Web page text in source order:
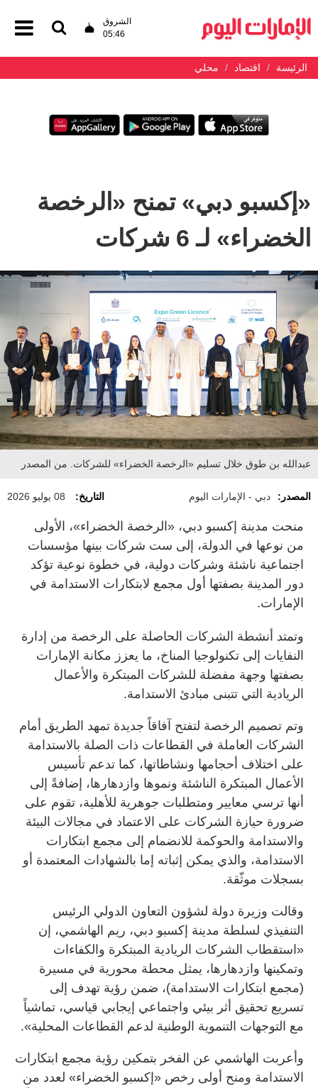
الشروق
05:46
الرئيسة اقتصاد محلي
«إكسبو دبي» تمنح «الرخصة
الخضراء» لـ 6 شركات
عبدالله بن طوق خلال تسليم «الرخصة الخضراء» للشركات. من المصدر
المصدر: دبي - الإمارات اليوم التاريخ: 08 يوليو 2026
منحت مدينة إكسبو دبي، «الرخصة الخضراء»، الأولى
من نوعها في الدولة، إلى ست شركات بينها مؤسسات
اجتماعية ناشئة وشركات دولية، في خطوة نوعية تؤكد
دور المدينة بصفتها أول مجمع لابتكارات الاستدامة في
الإمارات.
وتمتد أنشطة الشركات الحاصلة على الرخصة من إدارة
النفايات إلى تكنولوجيا المناخ، ما يعزز مكانة الإمارات
بصفتها وجهة مفضلة للشركات المبتكرة والأعمال
الريادية التي تتبنى مبادئ الاستدامة.
وتم تصميم الرخصة لتفتح آفاقاً جديدة تمهد الطريق أمام
الشركات العاملة في القطاعات ذات الصلة بالاستدامة
على اختلاف أحجامها ونشاطاتها، كما تدعم تأسيس
الأعمال المبتكرة الناشئة ونموها وازدهارها، إضافةً إلى
أنها ترسي معايير ومتطلبات جوهرية للأهلية، تقوم على
ضرورة حيازة الشركات على الاعتماد في مجالات البيئة
والاستدامة والحوكمة للانضمام إلى مجمع ابتكارات
الاستدامة، والذي يمكن إثباته إما بالشهادات المعتمدة أو
بسجلات موثّقة.
وقالت وزيرة دولة لشؤون التعاون الدولي الرئيس
التنفيذي لسلطة مدينة إكسبو دبي، ريم الهاشمي، إن
«استقطاب الشركات الريادية المبتكرة والكفاءات
وتمكينها وازدهارها، يمثل محطة محورية في مسيرة
(مجمع ابتكارات الاستدامة)، ضمن رؤية تهدف إلى
تسريع تحقيق أثر بيئي واجتماعي إيجابي قياسي، تماشياً
مع التوجهات التنموية الوطنية لدعم القطاعات المحلية».
وأعربت الهاشمي عن الفخر بتمكين رؤية مجمع ابتكارات
الاستدامة ومنح أولى رخص «إكسبو الخضراء» لعدد من